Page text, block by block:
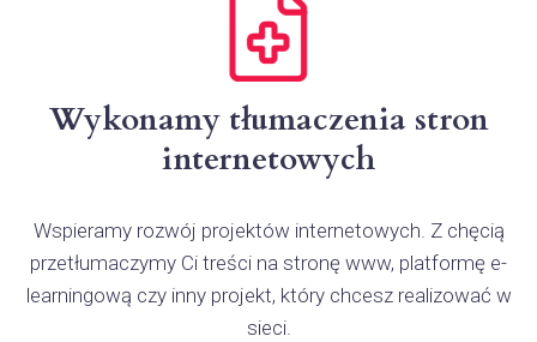
Wykonamy tłumaczenia stron
internetowych
Wspieramy rozwój projektów internetowych. Z chęcią
przetłumaczymy Ci treści na stronę www, platformę e-
learningową czy inny projekt, który chcesz realizować w
sieci.